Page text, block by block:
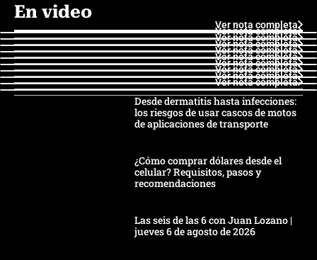
En video
Ver nota completa
Ver nota completa
Ver nota completa
Ver nota completa
Ver nota completa
Ver nota completa
Ver nota completa
Ver nota completa
Ver nota completa
Ver nota completa
Desde dermatitis hasta infecciones:
los riesgos de usar cascos de motos
de aplicaciones de transporte
¿Cómo comprar dólares desde el
celular? Requisitos, pasos y
recomendaciones
Las seis de las 6 con Juan Lozano |
jueves 6 de agosto de 2026